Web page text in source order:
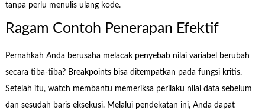
tanpa perlu menulis ulang kode.
Ragam Contoh Penerapan Efektif
Pernahkah Anda berusaha melacak penyebab nilai variabel berubah
secara tiba-tiba? Breakpoints bisa ditempatkan pada fungsi kritis.
Setelah itu, watch membantu memeriksa perilaku nilai data sebelum
dan sesudah baris eksekusi. Melalui pendekatan ini, Anda dapat